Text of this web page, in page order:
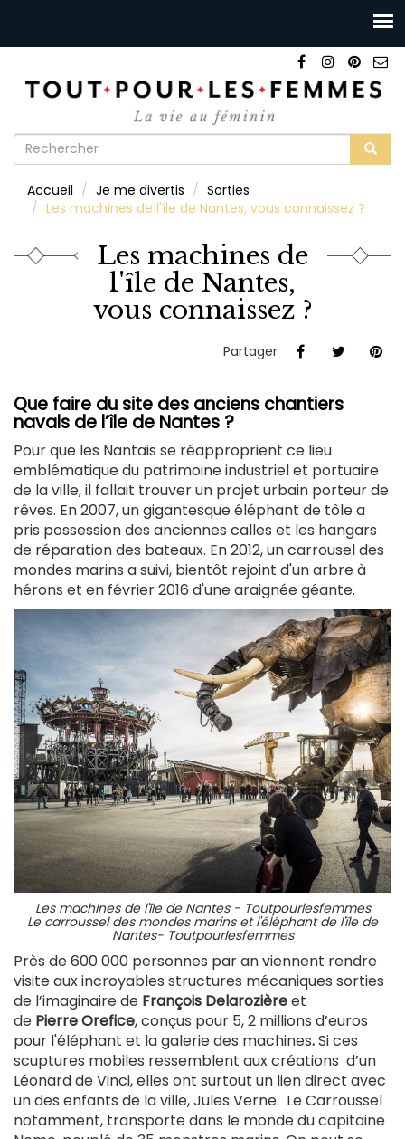
Formulaire
recherche
Accueil Je me divertis
Sorties
Les machines de l'île de Nantes, vous connaissez ?
Les machines de
l'île de Nantes,
vous connaissez ?
Partager
Que faire du site des anciens chantiers
navals de l’île de Nantes ?
Pour que les Nantais se réapproprient ce lieu
emblématique du patrimoine industriel et portuaire
de la ville, il fallait trouver un projet urbain porteur de
rêves. En 2007, un gigantesque éléphant de tôle a
pris possession des anciennes calles et les hangars
de réparation des bateaux. En 2012, un carrousel des
mondes marins a suivi, bientôt rejoint d'un arbre à
hérons et en février 2016 d'une araignée géante.
Les machines de l'île de Nantes - Toutpourlesfemmes
Le carroussel des mondes marins et l'éléphant de l'ïle de
Nantes- Toutpourlesfemmes
Près de600 000 personnes par an viennent rendre
visite auxincroyables structures mécaniques sorties
de l’imaginaire de François Delarozièreet
de PierreOrefice, conçus pour 5, 2 millions d’euros
pour l'éléphant et la galerie des machines.Si ces
scuptures mobiles ressemblent aux créations d’un
Léonard de Vinci, elles ont surtout un lien direct avec
un des enfants de la ville, Jules Verne. Le Carroussel
notamment, transporte dans le monde du capitaine